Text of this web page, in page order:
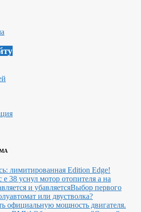
лимитированная Edition Edge!
е 38 уснул мотор отопителя а на
и убавляетсяВыбор первого
или двустволка?
официальную мощность двигателя.